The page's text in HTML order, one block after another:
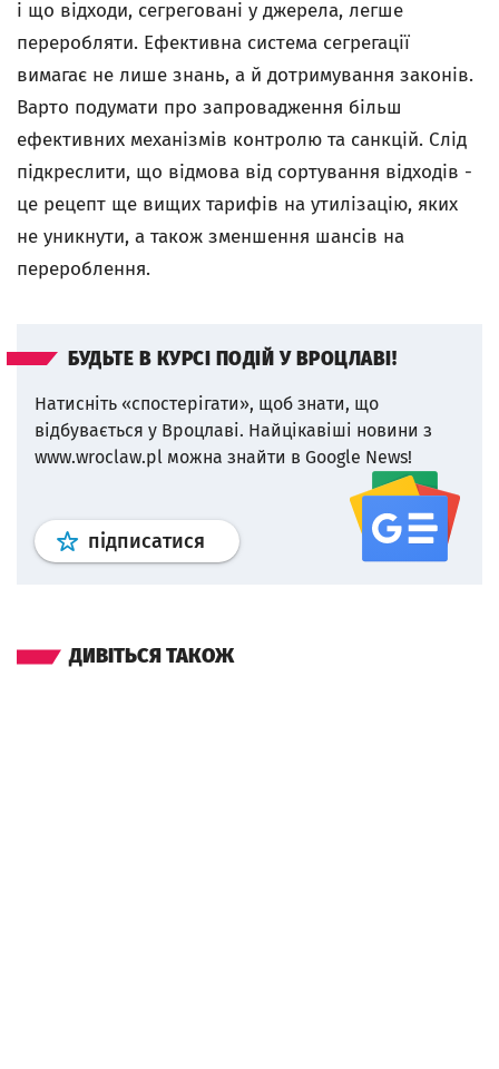
і що відходи, сегреговані у джерела, легше
переробляти. Ефективна система сегрегації
вимагає не лише знань, а й дотримування законів.
Варто подумати про запровадження більш
ефективних механізмів контролю та санкцій. Слід
підкреслити, що відмова від сортування відходів -
це рецепт ще вищих тарифів на утилізацію, яких
не уникнути, а також зменшення шансів на
перероблення.
БУДЬТЕ В КУРСІ ПОДІЙ У ВРОЦЛАВІ!
Натисніть «спостерігати», щоб знати, що
відбувається у Вроцлаві. Найцікавіші новини з
www.wroclaw.pl можна знайти в Google News!
підписатися Профіль google news
ДИВІТЬСЯ ТАКОЖ